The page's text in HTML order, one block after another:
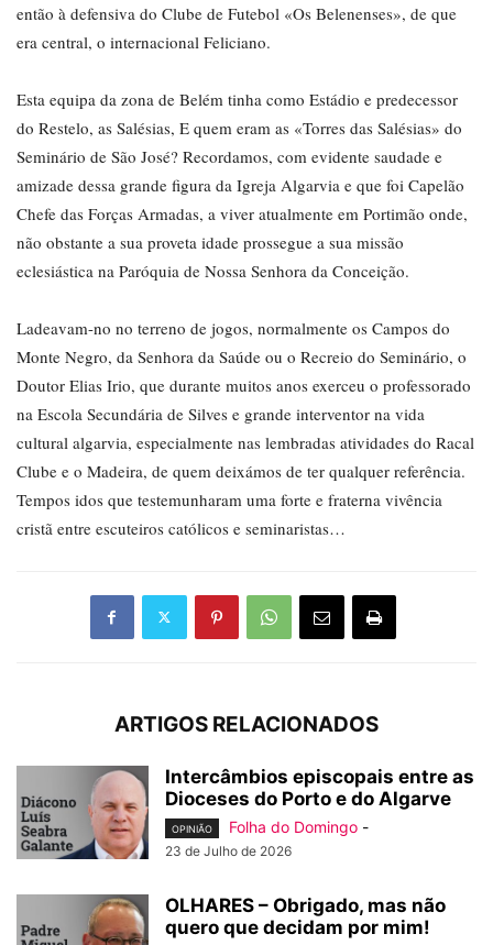
então à defensiva do Clube de Futebol «Os Belenenses», de que
era central, o internacional Feliciano.
Esta equipa da zona de Belém tinha como Estádio e predecessor
do Restelo, as Salésias, E quem eram as «Torres das Salésias» do
Seminário de São José? Recordamos, com evidente saudade e
amizade dessa grande figura da Igreja Algarvia e que foi Capelão
Chefe das Forças Armadas, a viver atualmente em Portimão onde,
não obstante a sua proveta idade prossegue a sua missão
eclesiástica na Paróquia de Nossa Senhora da Conceição.
Ladeavam-no no terreno de jogos, normalmente os Campos do
Monte Negro, da Senhora da Saúde ou o Recreio do Seminário, o
Doutor Elias Irio, que durante muitos anos exerceu o professorado
na Escola Secundária de Silves e grande interventor na vida
cultural algarvia, especialmente nas lembradas atividades do Racal
Clube e o Madeira, de quem deixámos de ter qualquer referência.
Tempos idos que testemunharam uma forte e fraterna vivência
cristã entre escuteiros católicos e seminaristas…
ARTIGOS RELACIONADOS
Intercâmbios episcopais entre as
Dioceses do Porto e do Algarve
OPINIÃO Folha do Domingo -
23 de Julho de 2026
OLHARES – Obrigado, mas não
quero que decidam por mim!